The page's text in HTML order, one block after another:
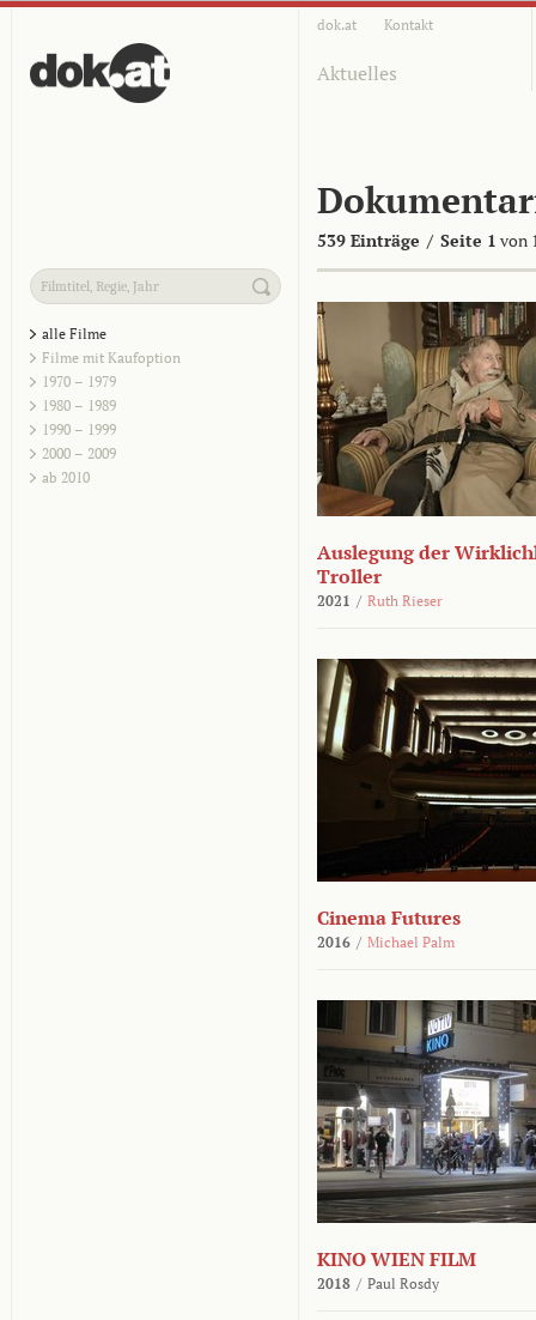
dok.at Kontakt
Aktuelles
539 Einträge / Seite 1 von
alle Filme
Filme mit Kaufoption
1970 – 1979
1980 – 1989
1990 – 1999
2000 – 2009
ab 2010
Auslegung der
Troller
2021 / Ruth Rieser
Cinema Futures
2016 / Michael Palm
KINO WIEN FILM
2018 / Paul Rosdy